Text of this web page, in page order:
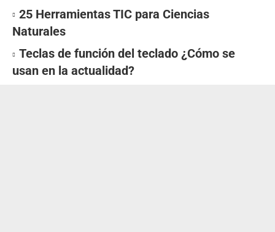
25 Herramientas TIC para Ciencias
Naturales
Teclas de función del teclado ¿Cómo se
usan en la actualidad?